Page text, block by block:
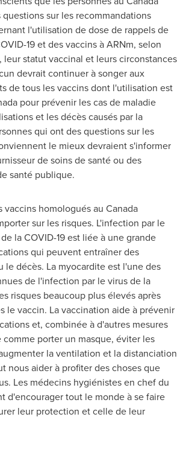
sur les recommandations
l'utilisation de dose de rappels de
19 et des vaccins à ARNm, selon
leur statut vaccinal et leurs circonstances
devrait continuer à songer aux
de tous les vaccins dont l'utilisation est
pour prévenir les cas de maladie
et les décès causés par la
qui ont des questions sur les
le mieux devraient s'informer
de soins de santé ou des
santé publique.
vaccins homologués au Canada
sur les risques. L'infection par le
la COVID-19 est liée à une grande
qui peuvent entraîner des
le décès. La myocardite est l'une des
de l'infection par le virus de la
risques beaucoup plus élevés après
le vaccin. La vaccination aide à prévenir
et, combinée à d'autres mesures
porter un masque, éviter les
la ventilation et la distanciation
nous aider à profiter des choses que
Les médecins hygiénistes en chef du
d'encourager tout le monde à se faire
leur protection et celle de leur